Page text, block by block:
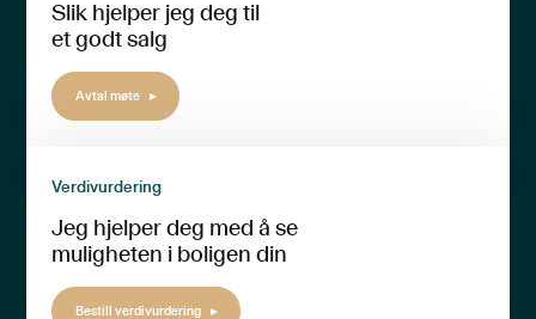
Slik hjelper jeg deg til
et godt salg
Avtal møte
Verdivurdering
Jeg hjelper deg med å se
muligheten i boligen din
Bestill verdivurdering